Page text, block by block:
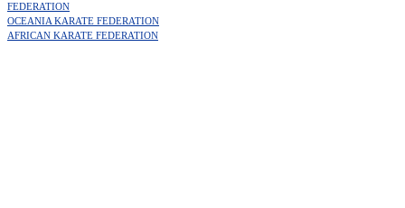
FEDERATION
OCEANIA KARATE FEDERATION
AFRICAN KARATE FEDERATION